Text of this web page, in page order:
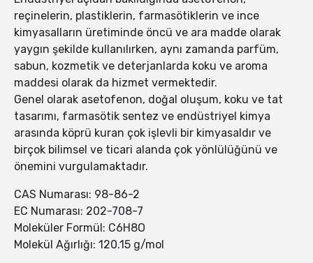
reçinelerin, plastiklerin, farmasötiklerin ve ince
kimyasalların üretiminde öncü ve ara madde olarak
yaygın şekilde kullanılırken, aynı zamanda parfüm,
sabun, kozmetik ve deterjanlarda koku ve aroma
maddesi olarak da hizmet vermektedir.
Genel olarak asetofenon, doğal oluşum, koku ve tat
tasarımı, farmasötik sentez ve endüstriyel kimya
arasında köprü kuran çok işlevli bir kimyasaldır ve
birçok bilimsel ve ticari alanda çok yönlülüğünü ve
önemini vurgulamaktadır.
CAS Numarası: 98-86-2
EC Numarası: 202-708-7
Moleküler Formül: C6H8O
Molekül Ağırlığı: 120.15 g/mol